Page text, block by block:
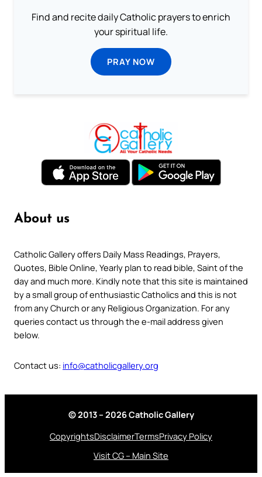
Find and recite daily Catholic prayers to enrich
your spiritual life.
PRAY NOW
About us
Catholic Gallery offers Daily Mass Readings, Prayers,
Quotes, Bible Online, Yearly plan to read bible, Saint of the
day and much more. Kindly note that this site is maintained
by a small group of enthusiastic Catholics and this is not
from any Church or any Religious Organization. For any
queries contact us through the e-mail address given
below.
Contact us: info@catholicgallery.org
© 2013 – 2026 Catholic Gallery
CopyrightsDisclaimerTermsPrivacy Policy
Visit CG – Main Site